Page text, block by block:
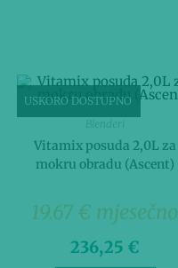
USKORO DOSTUPNO
Blenderi
Vitamix posuda 2,0L za
mokru obradu (Ascent)
19.67 € mjesečno
236,25 €